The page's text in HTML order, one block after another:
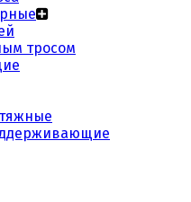
тросом